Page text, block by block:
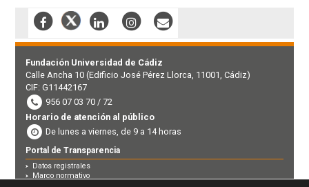
Fundación Universidad de Cádiz
Calle Ancha 10 (Edificio José Pérez Llorca, 11001, Cádiz)
CIF: G11442167
956 07 03 70 / 72
Horario de atención al público
De lunes a viernes, de 9 a 14 horas
Portal de Transparencia
Datos registrales
Marco normativo